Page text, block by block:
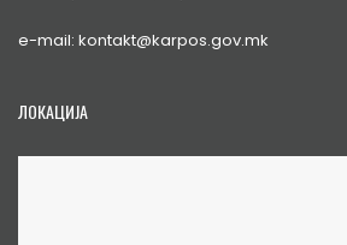
e-mail: kontakt@karpos.gov.mk
ЛОКАЦИЈА